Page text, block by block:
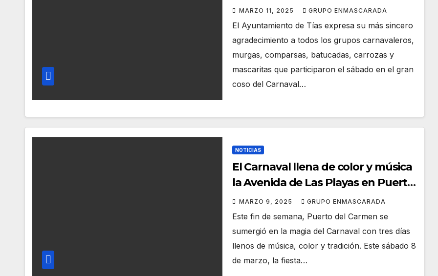
Puerto del Carmen
MARZO 11, 2025 GRUPO ENMASCARADA
El Ayuntamiento de Tías expresa su más sincero
agradecimiento a todos los grupos carnavaleros,
murgas, comparsas, batucadas, carrozas y
mascaritas que participaron el sábado en el gran
coso del Carnaval…
NOTICIAS
El Carnaval llena de color y música
la Avenida de Las Playas en Puerto
del Carmen
MARZO 9, 2025 GRUPO ENMASCARADA
Este fin de semana, Puerto del Carmen se
sumergió en la magia del Carnaval con tres días
llenos de música, color y tradición. Este sábado 8
de marzo, la fiesta…